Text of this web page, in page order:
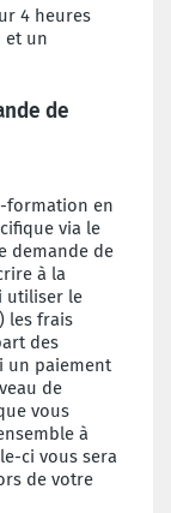
4 heures
et un
de
formation en
via le
demande de
à la
utiliser le
les frais
des
un paiement
de
vous
à
ci vous sera
de votre